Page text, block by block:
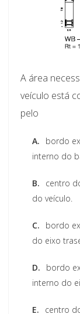
A área
veículo está
pelo
A.
bordo
interno do
B.
centro
do veículo.
C.
bordo
do eixo
D.
bordo
interno do
E. centro